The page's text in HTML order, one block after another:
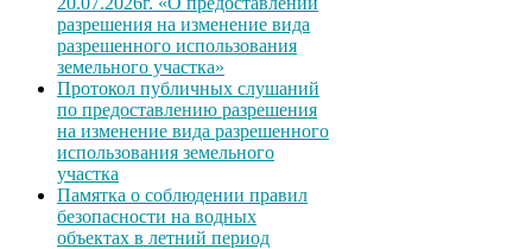
разрешения на изменение вида
разрешенного использования
земельного участка»
Протокол публичных слушаний
по предоставлению разрешения
на изменение вида разрешенного
использования земельного
участка
Памятка о соблюдении правил
безопасности на водных
объектах в летний период